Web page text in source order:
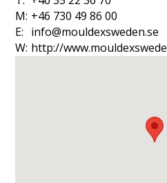
M: +46 730 49 86 00
E: info@mouldexsweden.se
W: http://www.mouldexswede